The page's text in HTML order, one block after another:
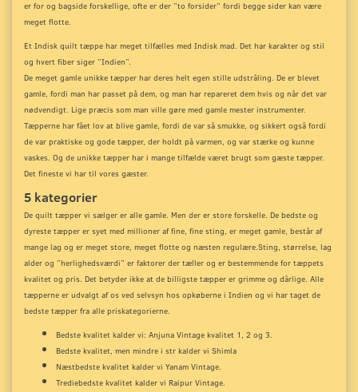
er for og bagside forskellige, ofte er der ”to forsider” fordi begge sider kan være
meget flotte.
Et Indisk quilt tæppe har meget tilfælles med Indisk mad. Det har karakter og stil
og hvert fiber siger ”Indien”.
De meget gamle unikke tæpper har deres helt egen stille udstråling. De er blevet
gamle, fordi man har passet på dem, og man har repareret dem hvis og når det var
nødvendigt. Lige præcis som man ville gøre med gamle mester instrumenter.
Tæpperne har fået lov at blive gamle, fordi de var så smukke, og sikkert også fordi
de var praktiske og gode tæpper, der holdt på varmen, og var stærke og kunne
vaskes. Og de unikke tæpper har i mange tilfælde været brugt som gæste tæpper.
Det fineste vi har til vores gæster.
5 kategorier
De quilt tæpper vi sælger er alle gamle. Men der er store forskelle. De bedste og
dyreste tæpper er syet med millioner af fine, fine sting, er meget gamle, består af
mange lag og er meget store, meget flotte og næsten regulære.Sting, størrelse, lag
alder og ”herlighedsværdi” er faktorer der tæller og er bestemmende for tæppets
kvalitet og pris. Det betyder ikke at de billigste tæpper er grimme og dårlige. Alle
tæpperne er udvalgt af os ved selvsyn hos opkøberne i Indien og vi har taget de
bedste tæpper fra alle priskategorierne.
Bedste kvalitet kalder vi: Anjuna Vintage kvalitet 1, 2 og 3.
Bedste kvalitet, men mindre i str kalder vi Shimla
Næstbedste kvalitet kalder vi Yanam Vintage.
Trediebedste kvalitet kalder vi Raipur Vintage.